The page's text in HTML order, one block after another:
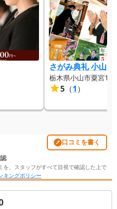
さがみ典礼 小山
栃木県小山市粟宮1-
5 （1）
口コミを書く
を、スタッフがすべて目視で確認した上で
キングポリシー